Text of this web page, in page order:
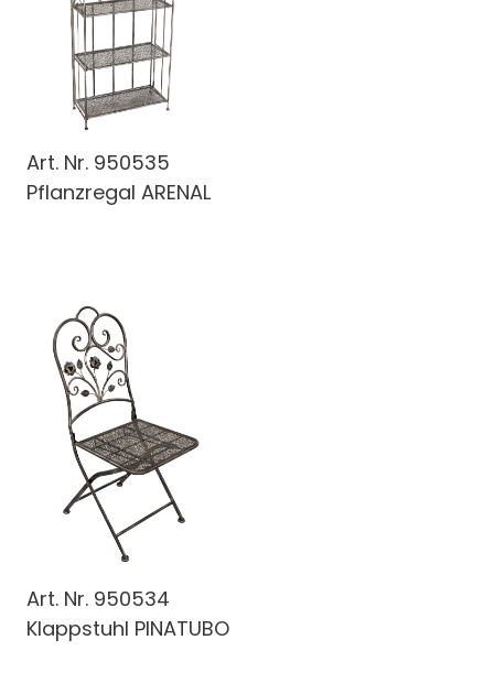
Art. Nr. 950535
Pflanzregal ARENAL
Art. Nr. 950534
Klappstuhl PINATUBO